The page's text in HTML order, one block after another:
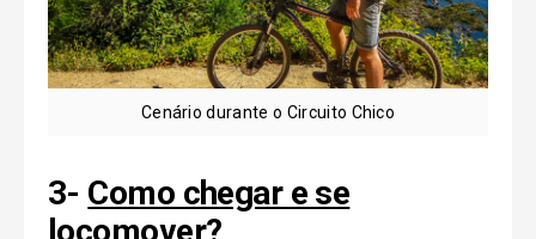
Cenário durante o Circuito Chico
3- Como chegar e se